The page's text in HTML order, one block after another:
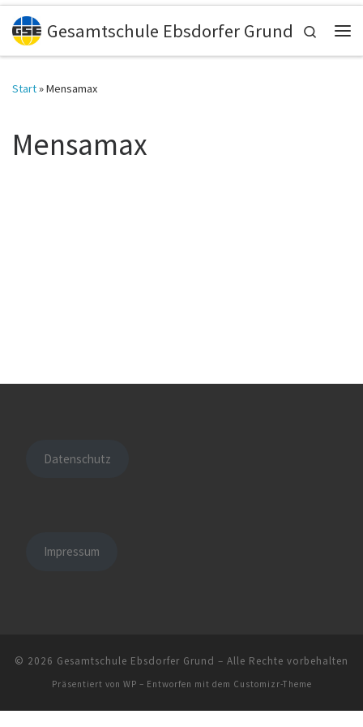
Zum Inhalt springen
Gesamtschule Ebsdorfer Grund
Search
Start»Mensamax
Mensamax
Datenschutz
Impressum
© 2026 Gesamtschule Ebsdorfer Grund – Alle Rechte vorbehalten
Präsentiert von WP – Entworfen mit dem Customizr-Theme